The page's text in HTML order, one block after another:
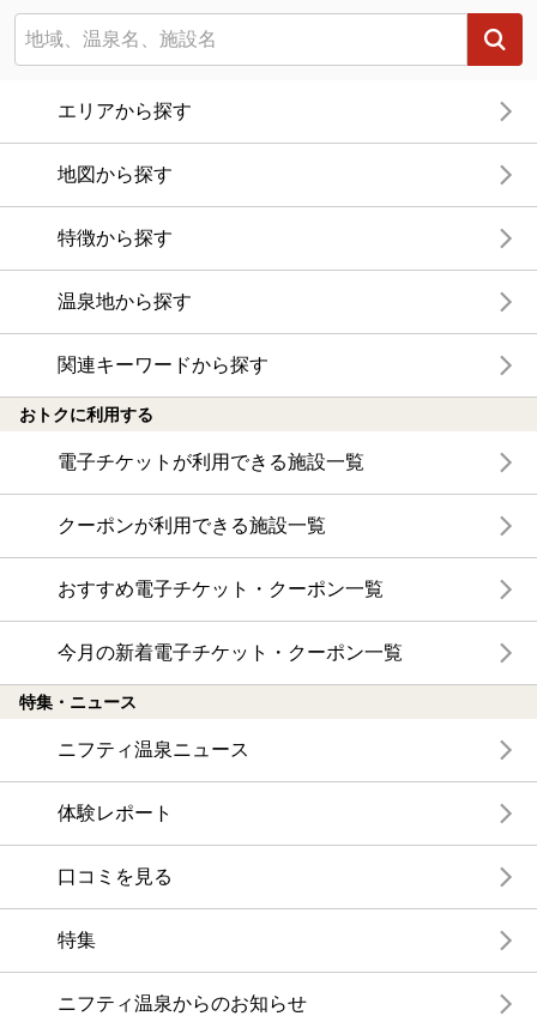
エリアから探す
地図から探す
特徴から探す
温泉地から探す
関連キーワードから探す
おトクに利用する
電子チケットが利用できる施設一覧
クーポンが利用できる施設一覧
おすすめ電子チケット・クーポン一覧
今月の新着電子チケット・クーポン一覧
特集・ニュース
ニフティ温泉ニュース
体験レポート
口コミを見る
特集
ニフティ温泉からのお知らせ